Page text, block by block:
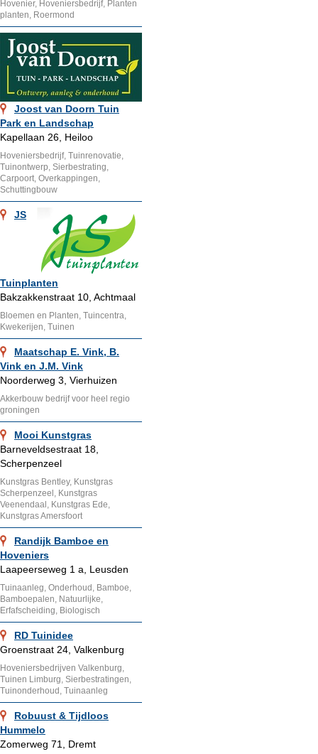
Hovenier, Hoveniersbedrijf, Planten
planten, Roermond
Joost van Doorn Tuin
Park en Landschap
Kapellaan 26, Heiloo
Hoveniersbedrijf, Tuinrenovatie,
Tuinontwerp, Sierbestrating,
Carpoort, Overkappingen,
Schuttingbouw
JS
Tuinplanten
Bakzakkenstraat 10, Achtmaal
Bloemen en Planten, Tuincentra,
Kwekerijen, Tuinen
Maatschap E. Vink, B.
Vink en J.M. Vink
Noorderweg 3, Vierhuizen
Akkerbouw bedrijf voor heel regio
groningen
Mooi Kunstgras
Barneveldsestraat 18,
Scherpenzeel
Kunstgras Bentley, Kunstgras
Scherpenzeel, Kunstgras
Veenendaal, Kunstgras Ede,
Kunstgras Amersfoort
Randijk Bamboe en
Hoveniers
Laapeerseweg 1 a, Leusden
Tuinaanleg, Onderhoud, Bamboe,
Bamboepalen, Natuurlijke,
Erfafscheiding, Biologisch
RD Tuinidee
Groenstraat 24, Valkenburg
Hoveniersbedrijven Valkenburg,
Tuinen Limburg, Sierbestratingen,
Tuinonderhoud, Tuinaanleg
Robuust & Tijdloos
Hummelo
Zomerweg 71, Dremt